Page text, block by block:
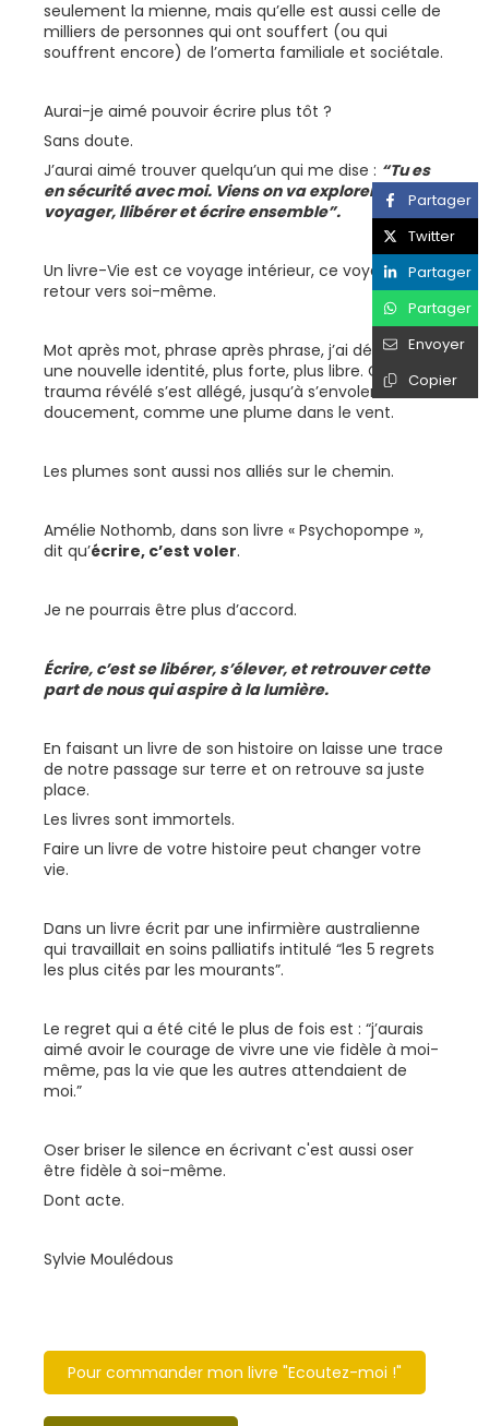
seulement la mienne, mais qu’elle est aussi celle de
milliers de personnes qui ont souffert (ou qui
souffrent encore) de l’omerta familiale et sociétale.
Aurai-je aimé pouvoir écrire plus tôt ?
Sans doute.
J’aurai aimé trouver quelqu’un qui me dise : “Tu es
en sécurité avec moi. Viens on va explorer,
voyager, llibérer et écrire ensemble”.
Un livre-Vie est ce voyage intérieur, ce voyage-
retour vers soi-même.
Mot après mot, phrase après phrase, j’ai découvert
une nouvelle identité, plus forte, plus libre. Chaque
trauma révélé s’est allégé, jusqu’à s’envoler
doucement, comme une plume dans le vent.
Les plumes sont aussi nos alliés sur le chemin.
Amélie Nothomb, dans son livre « Psychopompe »,
dit qu’écrire, c’est voler.
Je ne pourrais être plus d’accord.
Écrire, c’est se libérer, s’élever, et retrouver cette
part de nous qui aspire à la lumière.
En faisant un livre de son histoire on laisse une trace
de notre passage sur terre et on retrouve sa juste
place.
Les livres sont immortels.
Faire un livre de votre histoire peut changer votre
vie.
Dans un livre écrit par une infirmière australienne
qui travaillait en soins palliatifs intitulé “les 5 regrets
les plus cités par les mourants”.
Le regret qui a été cité le plus de fois est : “j’aurais
aimé avoir le courage de vivre une vie fidèle à moi-
même, pas la vie que les autres attendaient de
moi.”
Oser briser le silence en écrivant c'est aussi oser
être fidèle à soi-même.
Dont acte.
Sylvie Moulédous
Pour commander mon livre "Ecoutez-moi !"
Partager
Twitter
Partager
Partager
Envoyer
Copier